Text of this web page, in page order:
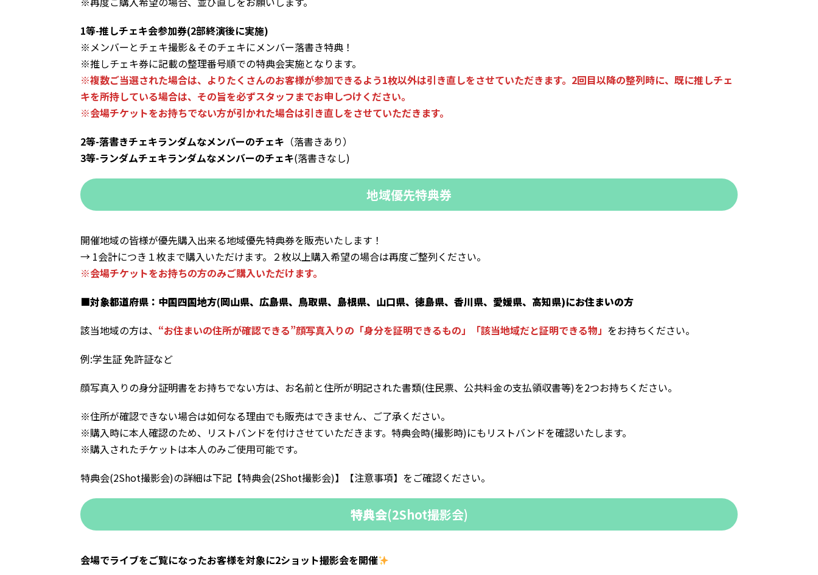
1等-推しチェキ会参加券(2部終演後に実施)
※メンバーとチェキ撮影＆そのチェキにメンバー落書き特典！
※推しチェキ券に記載の整理番号順での特典会実施となります。
※複数ご当選された場合は、よりたくさんのお客様が参加できるよう1枚以外は引き直しをさせていただきます。2回目以降の整列時に、既に推しチェ
キを所持している場合は、その旨を必ずスタッフまでお申しつけください。
※会場チケットをお持ちでない方が引かれた場合は引き直しをさせていただきます。
2等-落書きチェキランダムなメンバーのチェキ （落書きあり）
3等-ランダムチェキランダムなメンバーのチェキ(落書きなし)
地域優先特典券
開催地域の皆様が優先購入出来る地域優先特典券を販売いたします！
→ 1会計につき１枚まで購入いただけます。２枚以上購入希望の場合は再度ご整列ください。
※会場チケットをお持ちの方のみご購入いただけます。
■対象都道府県：中国四国地方(岡山県、広島県、鳥取県、島根県、山口県、徳島県、香川県、愛媛県、高知県)にお住まいの方
該当地域の方は、 “お住まいの住所が確認できる”顔写真入りの「身分を証明できるもの」「該当地域だと証明できる物」 をお持ちください。
例:学生証 免許証など
顔写真入りの身分証明書をお持ちでない方は、お名前と住所が明記された書類(住民票、公共料金の支払領収書等)を2つお持ちください。
※住所が確認できない場合は如何なる理由でも販売はできません、ご了承ください。
※購入時に本人確認のため、リストバンドを付けさせていただきます。特典会時(撮影時)にもリストバンドを確認いたします。
※購入されたチケットは本人のみご使用可能です。
特典会(2Shot撮影会)の詳細は下記【特典会(2Shot撮影会)】【注意事項】をご確認ください。
特典会(2Shot撮影会)
会場でライブをご覧になったお客様を対象に2ショット撮影会を開催